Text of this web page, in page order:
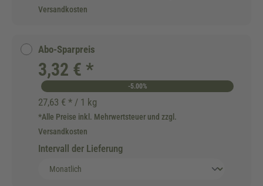
Versandkosten
Abo-Sparpreis
3,32 € *
-5.00%
27,63 € * / 1 kg
*Alle Preise inkl. Mehrwertsteuer und zzgl.
Versandkosten
Intervall der Lieferung